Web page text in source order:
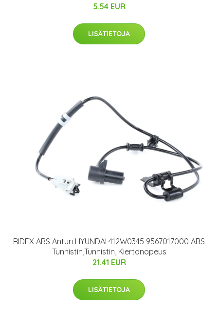
5.54 EUR
LISÄTIETOJA
RIDEX ABS Anturi HYUNDAI 412W0345 9567017000 ABS
Tunnistin,Tunnistin, Kiertonopeus
21.41 EUR
LISÄTIETOJA